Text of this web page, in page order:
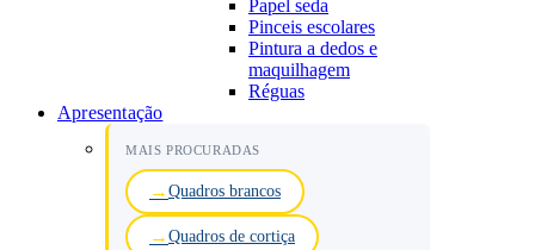
Papel seda
Pinceis escolares
Pintura a dedos e
maquilhagem
Réguas
Apresentação
MAIS PROCURADAS
Quadros brancos
Quadros de cortiça